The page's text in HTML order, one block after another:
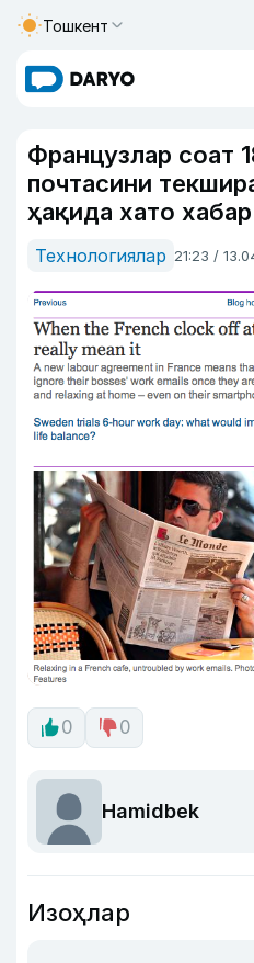
Тошкент
Французлар соат
почтасини
ҳақида хато
Технологиялар 21:23 /
0 0
Hamidbek
Изоҳлар